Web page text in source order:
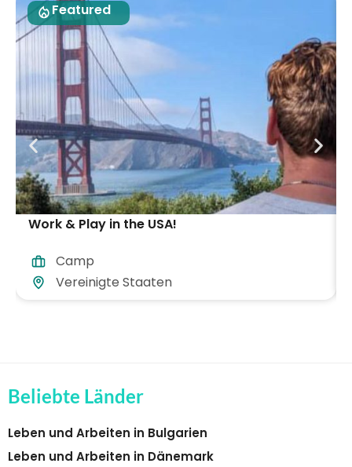
Featured
Work & Play in the USA!
Camp
Vereinigte Staaten
Beliebte Länder
Leben und Arbeiten in Bulgarien
Leben und Arbeiten in Dänemark